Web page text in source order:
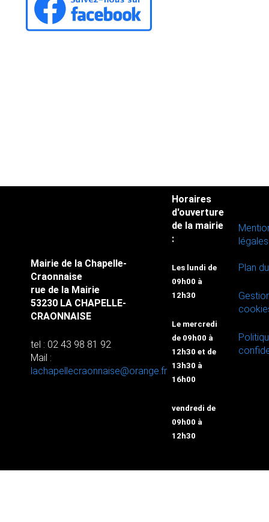
Mairie de la Chapelle-
Craonnaise
rue de la Mairie
53230 LA CHAPELLE-
CRAONNAISE
tel : 02 43 98 81 92
Mail :
lachapellecraonnaise@orange.fr
Horaires
d'ouverture
de la mairie
:
Les lundi de
09h00 à
12h30
Le mercredi
de 09h00 à
12h30 et de
13h30 à
16h00
vendredi de
09h00 à
12h30
légales
Plan